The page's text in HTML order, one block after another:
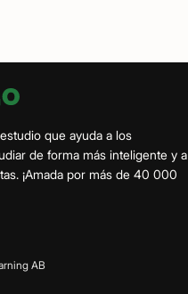
que ayuda a los
de forma más inteligente y a
¡Amada por más de 40 000
AB